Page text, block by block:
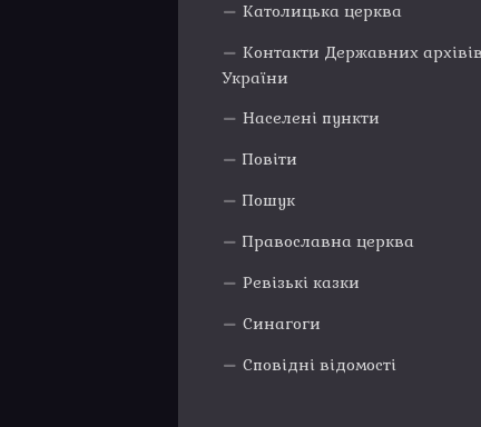
Католицька церква
Контакти Державних архівів
України
Населені пункти
Повіти
Пошук
Православна церква
Ревізькі казки
Синагоги
Сповідні відомості